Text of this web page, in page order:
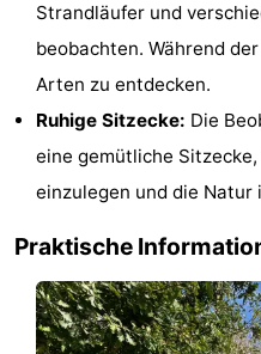
Zee
De
Vlijt
Hoeve
Holland
Land
en
Zeezicht
Strandhuys
Strandplevier
Campingplätze
Ferienhäuser
Strandläufer und
beobachten. Während
Arten zu entdecken.
Ruhige Sitzecke: Die
eine gemütliche
einzulegen und die Natur
Praktische